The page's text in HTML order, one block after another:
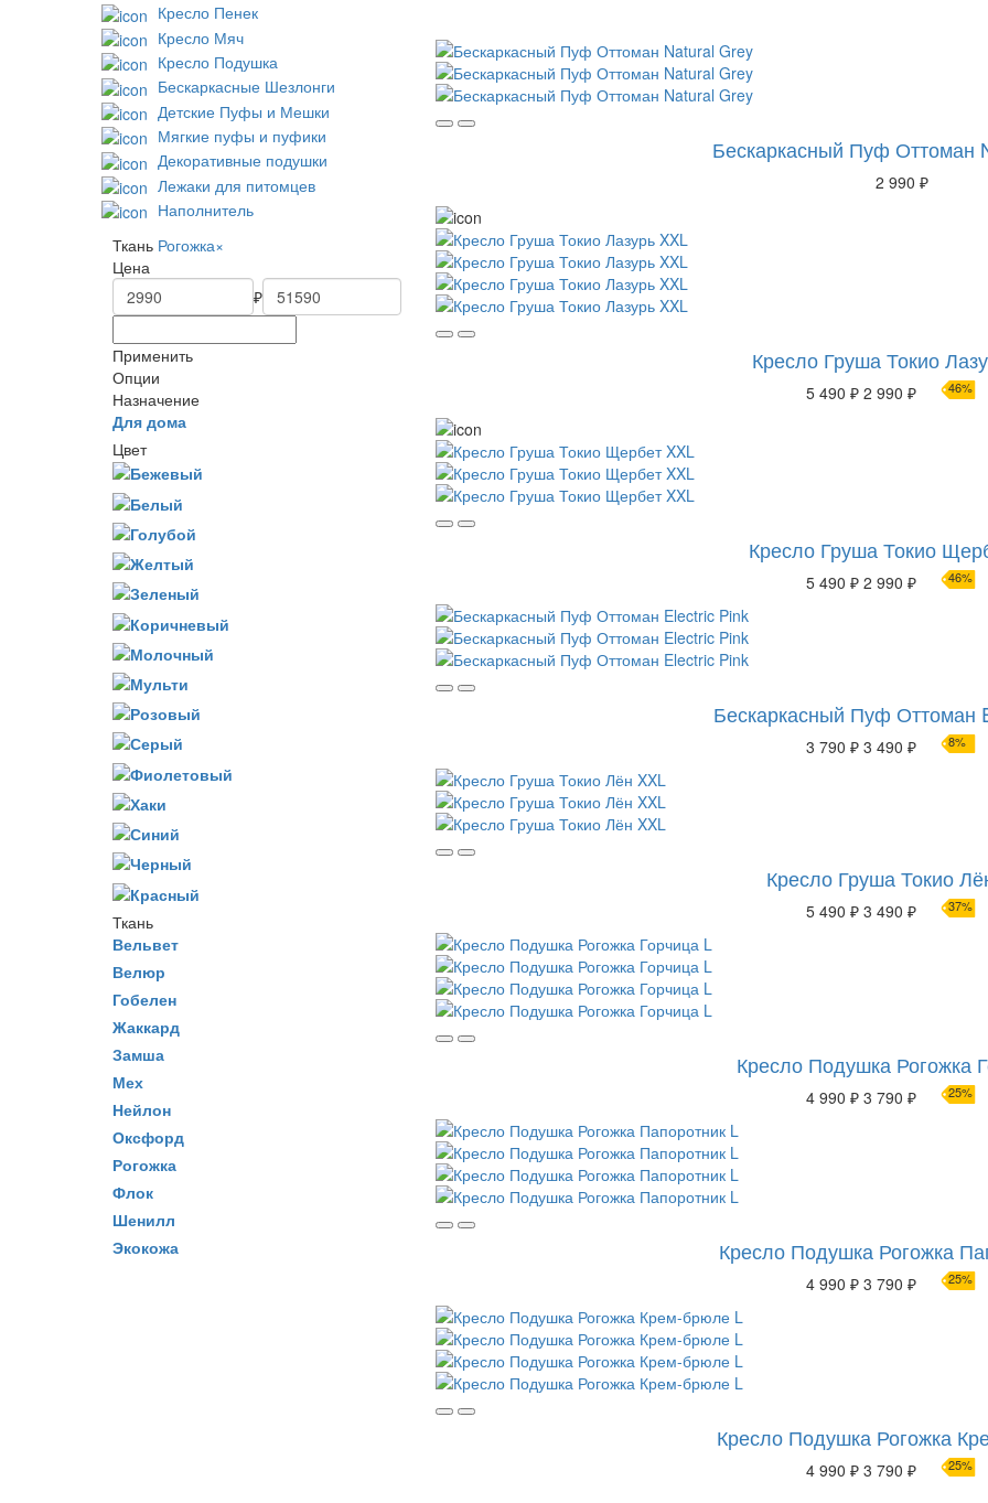
Кресло Пенек
Кресло Мяч
Кресло Подушка
Бескаркасные Шезлонги
Детские Пуфы и Мешки
Мягкие пуфы и пуфики
Декоративные подушки
Лежаки для питомцев
Наполнитель
Ткань Рогожка×
Цена
₽
Применить
Опции
Назначение
Для дома
Цвет
Ткань
Вельвет
Велюр
Гобелен
Жаккард
Замша
Мех
Нейлон
Оксфорд
Рогожка
Флок
Шенилл
Экокожа
Бескаркасный Пуф Оттоман
2 990 ₽
Кресло Груша Токио
5 490 ₽ 2 990 ₽ 46%
Кресло Груша Токио
5 490 ₽ 2 990 ₽ 46%
Бескаркасный Пуф Оттоман
3 790 ₽ 3 490 ₽ 8%
Кресло Груша Токио
5 490 ₽ 3 490 ₽ 37%
Кресло Подушка Рогожка
4 990 ₽ 3 790 ₽ 25%
Кресло Подушка Рогожка
4 990 ₽ 3 790 ₽ 25%
Кресло Подушка Рогожка
4 990 ₽ 3 790 ₽ 25%